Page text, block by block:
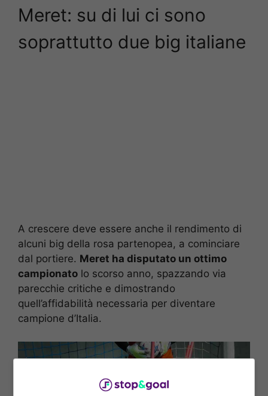
Meret: su di lui ci sono
soprattutto due big italiane
A crescere deve essere anche il rendimento di
alcuni big della rosa partenopea, a cominciare
dal portiere. Meret ha disputato un ottimo
campionato lo scorso anno, spazzando via
parecchie critiche e dimostrando
quell’affidabilità necessaria per diventare
campione d’Italia.